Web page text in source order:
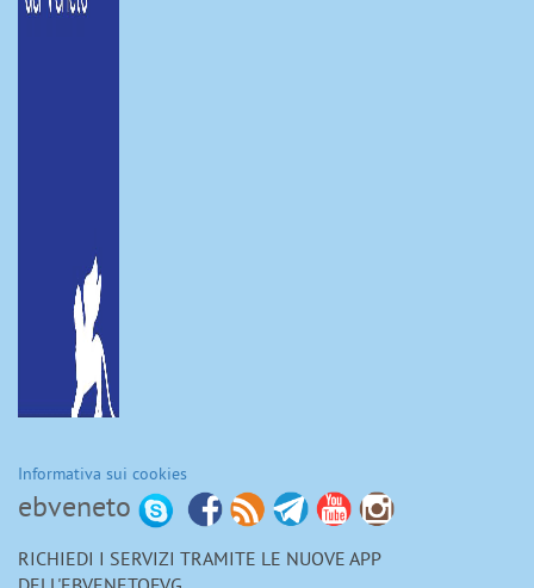
Informativa sui cookies
ebveneto
RICHIEDI I SERVIZI TRAMITE LE NUOVE APP